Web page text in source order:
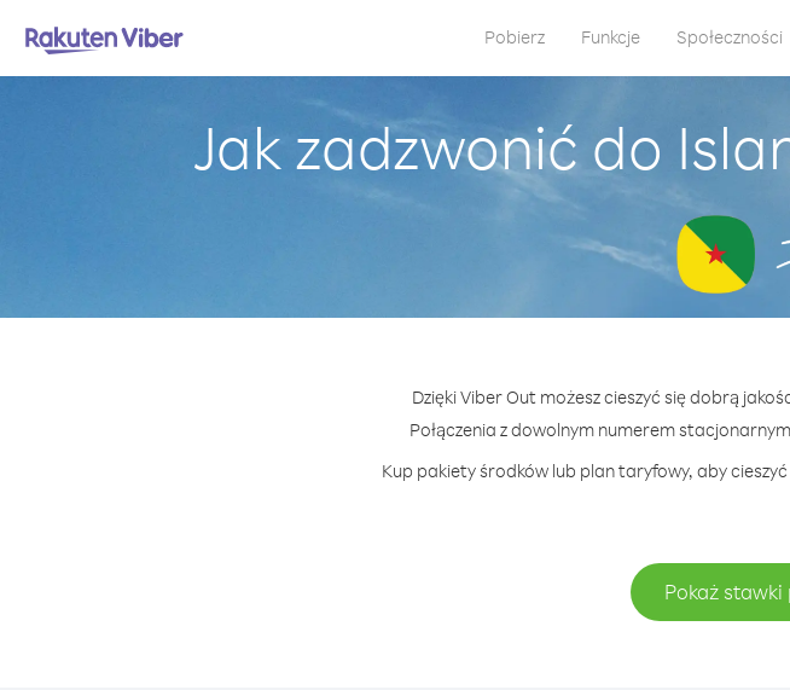
Pobierz Funkcje Społeczności
Jak zadzwonić do
Dzięki Viber Out możesz cieszyć się dobrą
Połączenia z dowolnym numerem
Kup pakiety środków lub plan taryfowy, aby
Pokaż stawki